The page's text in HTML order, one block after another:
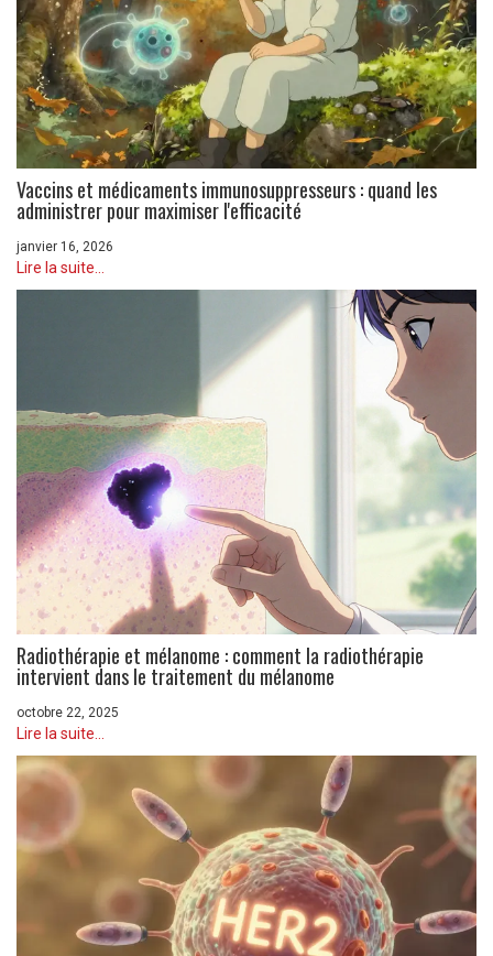
Vaccins et médicaments immunosuppresseurs : quand les
administrer pour maximiser l'efficacité
janvier 16, 2026
Lire la suite...
Radiothérapie et mélanome : comment la radiothérapie
intervient dans le traitement du mélanome
octobre 22, 2025
Lire la suite...